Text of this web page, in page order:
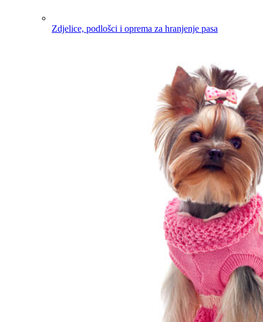
Zdjelice, podlošci i oprema za hranjenje pasa